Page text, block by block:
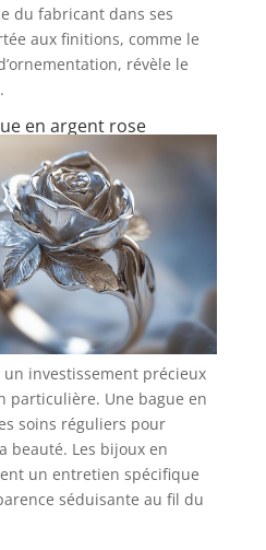
du fabricant dans ses
aux finitions, comme le
révèle le
en argent rose
un investissement précieux
particulière. Une bague en
soins réguliers pour
beauté. Les bijoux en
un entretien spécifique
séduisante au fil du